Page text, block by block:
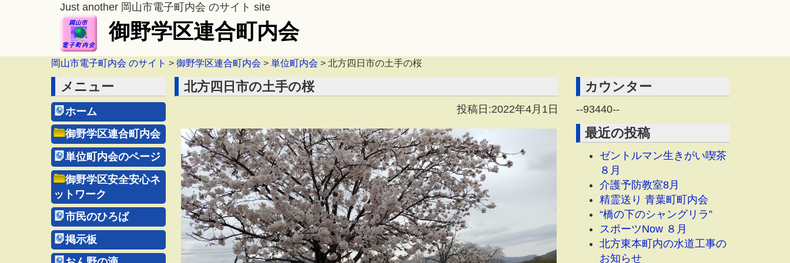
Just another 岡山市電子町内会 のサイト site
御野学区連合町内会
岡山市電子町内会 のサイト > 御野学区連合町内会 > 単位町内会 > 北方四日市の土手の桜
メニュー
ホーム
御野学区連合町内会
単位町内会のページ
御野学区安全安心ネ
ットワーク
市民のひろば
掲示板
北方四日市の土手の桜
投稿日:2022年4月1日
カウンター
--93440--
最近の投稿
ゼントルマン生きがい喫茶
８月
介護予防教室8月
精霊送り 青葉町町内会
“橋の下のシャングリラ”
スポーツNow ８月
北方東本町内の水道工事の
お知らせ